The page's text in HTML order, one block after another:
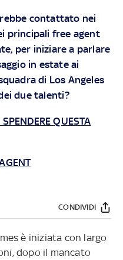
contattato nei
principali free agent
per iniziare a parlare
in estate ai
di Los Angeles
due talenti?
QUESTA
CONDIVIDI
è iniziata con largo
dopo il mancato